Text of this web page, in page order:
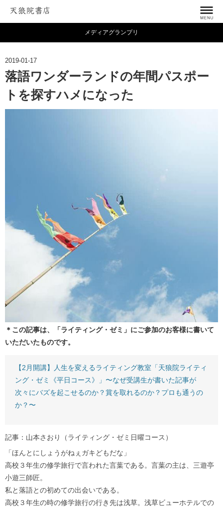
メディアグランプリ
2019-01-17
落語ワンダーランドの年間パスポー
トを探すハメになった
＊この記事は、「ライティング・ゼミ」にご参加のお客様に書いて
いただいたものです。
【2月開講】人生を変えるライティング教室「天狼院ライティ
ング・ゼミ《平日コース》」〜なぜ受講生が書いた記事が
次々にバズを起こせるのか？賞を取れるのか？プロも通うの
か？〜
記事：山本さおり（ライティング・ゼミ日曜コース）
「ほんとにしょうがねぇガキどもだな」
高校３年生の修学旅行で言われた言葉である。言葉の主は、三遊亭
小遊三師匠。
私と落語との初めての出会いである。
高校３年生の時の修学旅行の行き先は浅草。浅草ビューホテルでの